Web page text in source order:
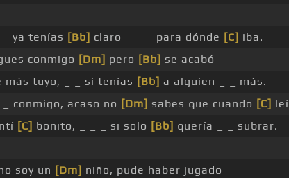
ya tenías [Bb] claro _ _ _ para dónde [C] iba. _ _ _
conmigo [Dm] pero [Bb] se acabó
más tuyo, _ _ si tenías [Bb] a alguien _ _ más.
conmigo, acaso no [Dm] sabes que cuando [C] leí
[C] bonito, _ _ _ si solo [Bb] quería _ _ subrar.
soy un [Dm] niño, pude haber jugado